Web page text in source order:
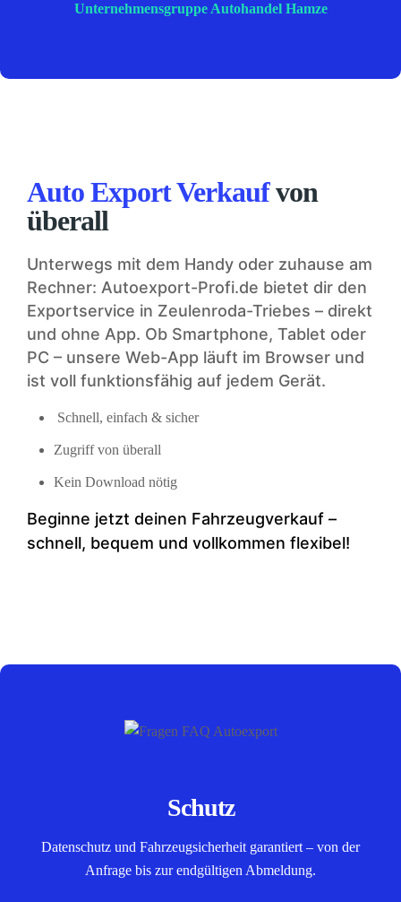
Unternehmensgruppe Autohandel Hamze
Auto Export Verkaufvon
überall
Unterwegs mit dem Handy oder zuhause am
Rechner: Autoexport-Profi.de bietet dir den
Exportservice in Zeulenroda-Triebes – direkt
und ohne App. Ob Smartphone, Tablet oder
PC – unsere Web-App läuft im Browser und
ist voll funktionsfähig auf jedem Gerät.
Schnell, einfach & sicher
Zugriff von überall
Kein Download nötig
Beginne jetzt deinen Fahrzeugverkauf –
schnell, bequem und vollkommen flexibel!
Schutz
Datenschutz und Fahrzeugsicherheit garantiert – von der
Anfrage bis zur endgültigen Abmeldung.